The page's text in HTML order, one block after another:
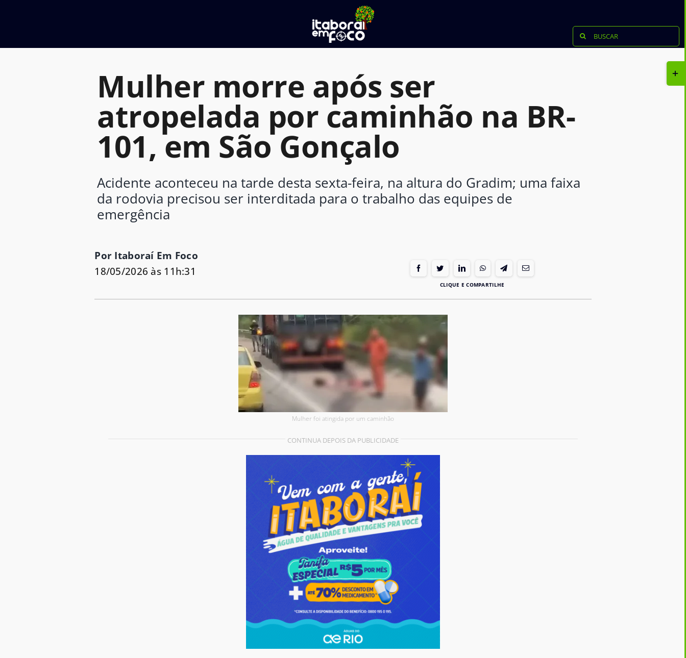
Buscar
resultados
Mulher morre após ser
atropelada por caminhão na BR-
101, em São Gonçalo
Acidente aconteceu na tarde desta sexta-feira, na altura do Gradim; uma faixa
da rodovia precisou ser interditada para o trabalho das equipes de
emergência
Por Itaboraí Em Foco
18/05/2026 às 11h:31
Mulher foi atingida por um caminhão
CONTINUA DEPOIS DA PUBLICIDADE